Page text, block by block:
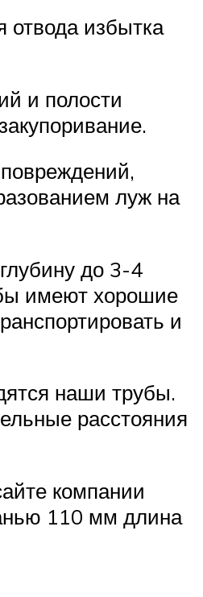
отвода избытка
и полости
луж на
до 3-4
имеют хорошие
и
наши трубы.
расстояния
компании
110 мм длина